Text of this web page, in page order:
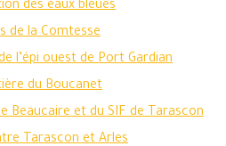
des eaux bleues
de la Comtesse
l’épi ouest de Port Gardian
du Boucanet
Beaucaire et du SIF de Tarascon
Tarascon et Arles